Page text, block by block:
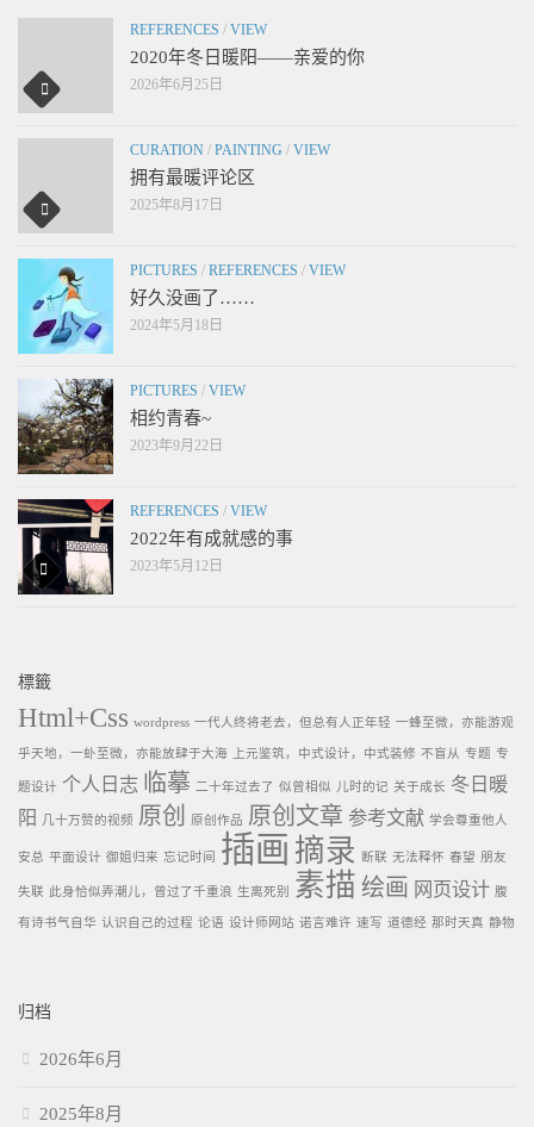
REFERENCES / VIEW
2020年冬日暖阳——亲爱的你
2026年6月25日
CURATION / PAINTING / VIEW
拥有最暖评论区
2025年8月17日
PICTURES / REFERENCES / VIEW
好久没画了……
2024年5月18日
PICTURES / VIEW
相约青春~
2023年9月22日
REFERENCES / VIEW
2022年有成就感的事
2023年5月12日
標籤
Html+Css wordpress 一代人终将老去，但总有人正年轻 一蜂至微，亦能游观
乎天地，一虲至微，亦能放肆于大海 上元鉴筑，中式设计，中式装修 不盲从 专题 专
题设计 个人日志 临摹 二十年过去了 似曾相似 儿时的记 关于成长 冬日暖
阳
几十万赞的视频 原创 原创作品 原创文章 参考文献 学会尊重他人
安总 平面设计 御姐归来 忘记时间 插画 摘录 断联 无法释怀 春望 朋友
失联 此身恰似弄潮儿，曾过了千重浪 生离死别 素描 绘画 网页设计 腹
有诗书气自华 认识自己的过程 论语 设计师网站 诺言难许 速写 道德经 那时天真 静物
归档
2026年6月
2025年8月